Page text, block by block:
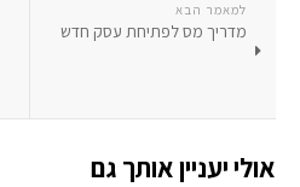
למאמר הבא
מדריך מס לפתיחת עסק חדש
אולי יעניין אותך גם